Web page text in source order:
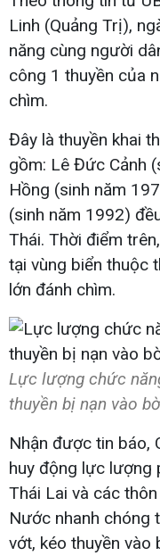
Linh (Quảng Trị),
năng cùng người
công 1 thuyền của
chìm.
Đây là thuyền khai
gồm: Lê Đức Cảnh
Hồng (sinh năm
(sinh năm 1992)
Thái. Thời điểm
tại vùng biển thuộc
lớn đánh chìm.
Lực lượng chức
thuyền bị nạn vào
Nhận được tin báo,
huy động lực lượng
Thái Lai và các
Nước nhanh chóng
vớt, kéo thuyền vào